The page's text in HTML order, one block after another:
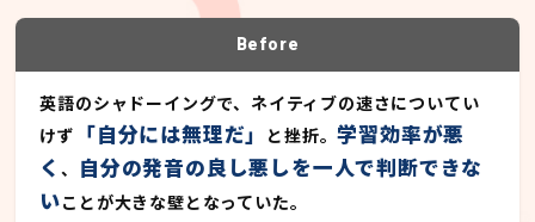
Before
英語のシャドーイングで、ネイティブの速さについてい
けず
「自分には無理だ」 と挫折。学習効率が悪
く、
自分の発音の良し悪しを一人で判断できな
いことが大きな壁となっていた。